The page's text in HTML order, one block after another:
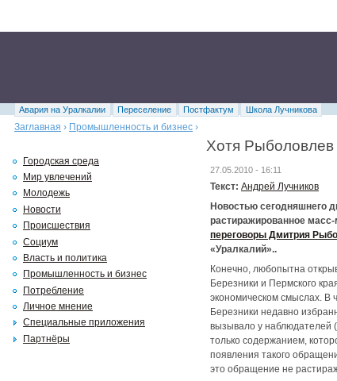
Авария на Уралкалии Переселение Постфактум
Школа Лучникова
Заглавная › Промышленность и бизнес ›
Хотя
27.05.2010 - 16:11
Текст: Андрей Лучников
Новостью сегодняшнего
растиражированное
переговоры Дмитрия
«Уралкалий»..
Конечно, любопытна
Березники и Пермского
экономическом смыслах. В
Березники недавно
вызывало у наблюдателей
только содержанием,
появления такого
это обращение не
Городская среда
Мир увлечений
Молодежь
Новости
Происшествия
Социум
Власть и политика
Промышленность и бизнес
Потребление
Личное мнение
Специальные приложения
Партнёры